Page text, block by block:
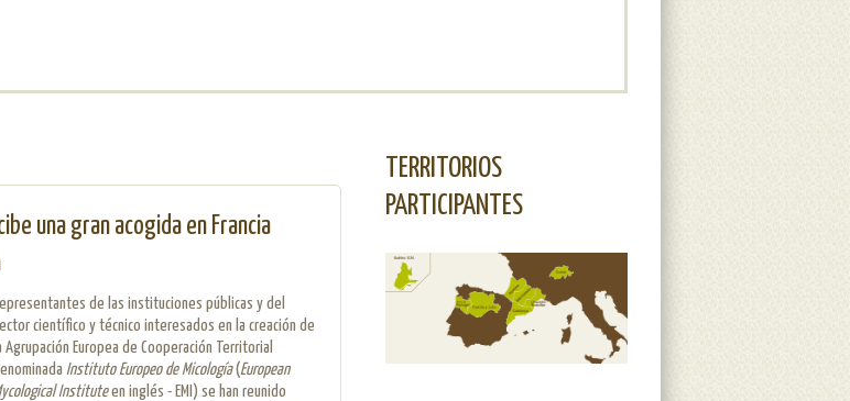
TERRITORIOS
PARTICIPANTES
una gran acogida en Francia
de las instituciones públicas y del
científico y técnico interesados en la creación de
Agrupación Europea de Cooperación Territorial
Instituto Europeo de Micología(European
Instituteen inglés - EMI) se han reunido